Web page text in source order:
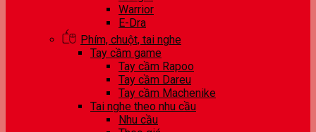
Warrior
E-Dra
Phím, chuột, tai nghe
Tay cầm game
Tay cầm Rapoo
Tay cầm Dareu
Tay cầm Machenike
Tai nghe theo nhu cầu
Nhu cầu